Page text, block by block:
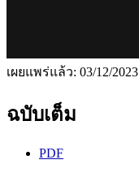
เผยแพร่แล้ว: 03/12/2023
ฉบับเต็ม
PDF